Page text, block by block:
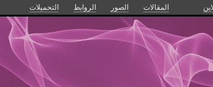
المقالات الصور الروابط التحميلات